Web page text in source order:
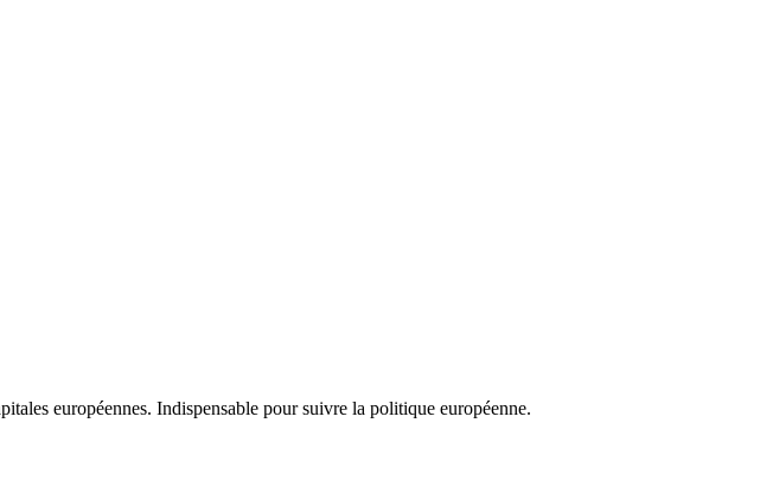
européennes. Indispensable pour suivre la politique européenne.